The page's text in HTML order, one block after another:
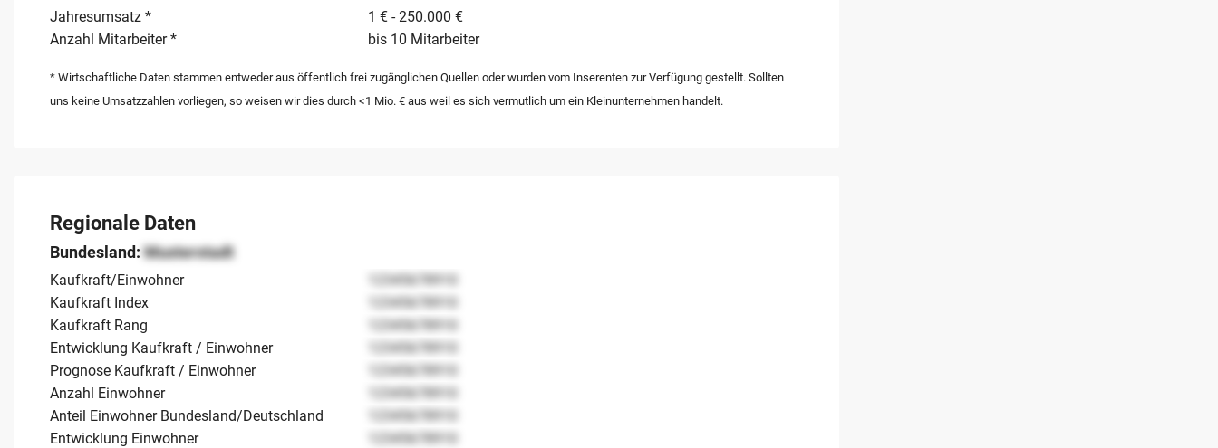
Jahresumsatz *
1 € - 250.000 €
Anzahl Mitarbeiter *
bis 10 Mitarbeiter
* Wirtschaftliche Daten stammen entweder aus öffentlich frei zugänglichen Quellen oder wurden vom Inserenten zur Verfügung gestellt. Sollten
uns keine Umsatzzahlen vorliegen, so weisen wir dies durch <1 Mio. € aus weil es sich vermutlich um ein Kleinunternehmen handelt.
Regionale Daten
Bundesland:Musterstadt
Kaufkraft/Einwohner
12345678910
Kaufkraft Index
12345678910
Kaufkraft Rang
12345678910
Entwicklung Kaufkraft / Einwohner
12345678910
Prognose Kaufkraft / Einwohner
12345678910
Anzahl Einwohner
12345678910
Anteil Einwohner Bundesland/Deutschland
12345678910
Entwicklung Einwohner
12345678910